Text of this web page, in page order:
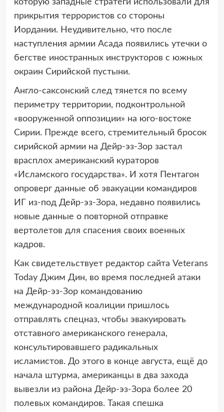
прикрытия террористов со стороны
Иордании. Неудивительно, что после
наступления армии Асада появились утечки о
бегстве иностранных инструкторов с южных
окраин Сирийской пустыни.
Англо-саксонский след тянется по всему
периметру территории, подконтрольной
«вооруженной оппозиции» на юго-востоке
Сирии. Прежде всего, стремительный бросок
сирийской армии на Дейр-эз-Зор застал
врасплох американский кураторов
«Исламского государства». И хотя Пентагон
опроверг данные об эвакуации командиров
ИГ из-под Дейр-эз-Зора, недавно появились
новые данные о повторной отправке
вертолетов для спасения своих военных
кадров.
Как свидетельствует редактор сайта Veterans
Today Джим Дин, во время последней атаки
на Дейр-эз-Зор командованию
международной коалиции пришлось
отправлять спецназ, чтобы эвакуировать
отставного американского генерала,
консультировавшего радикальных
исламистов. До этого в конце августа, ещё до
начала штурма, американцы в два захода
вывезли из района Дейр-эз-Зора более 20
полевых командиров. Такая спешка